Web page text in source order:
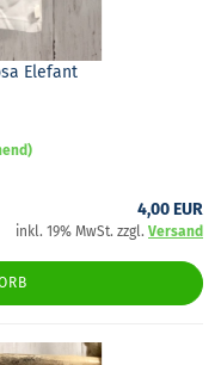
Ele­fant
4,00 EUR
inkl. 19% MwSt. zzgl. Versand